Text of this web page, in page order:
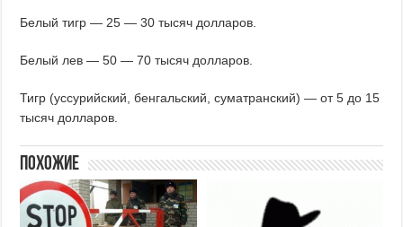
Белый тигр — 25 — 30 тысяч долларов.
Белый лев — 50 — 70 тысяч долларов.
Тигр (уссурийский, бенгальский, суматранский) — от 5 до 15
тысяч долларов.
Похожие